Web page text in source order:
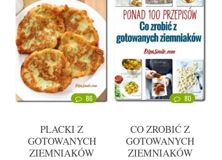
86
PLACKI Z
GOTOWANYCH
ZIEMNIAKÓW
80
CO ZROBIĆ Z
GOTOWANYCH
ZIEMNIAKÓW